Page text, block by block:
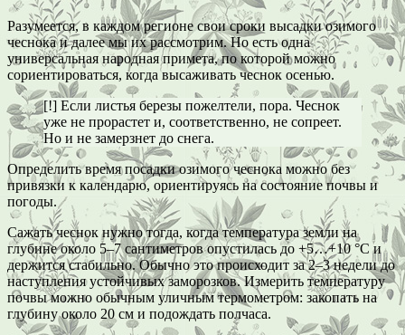
Разумеется, в каждом регионе свои сроки высадки озимого
чеснока и далее мы их рассмотрим. Но есть одна
универсальная народная примета, по которой можно
сориентироваться, когда высаживать чеснок осенью.
[!] Если листья березы пожелтели, пора. Чеснок
уже не прорастет и, соответственно, не сопреет.
Но и не замерзнет до снега.
Определить время посадки озимого чеснока можно без
привязки к календарю, ориентируясь на состояние почвы и
погоды.
Сажать чеснок нужно тогда, когда температура земли на
глубине около 5–7 сантиметров опустилась до +5…+10 °C и
держится стабильно. Обычно это происходит за 2–3 недели до
наступления устойчивых заморозков. Измерить температуру
почвы можно обычным уличным термометром: закопать на
глубину около 20 см и подождать полчаса.